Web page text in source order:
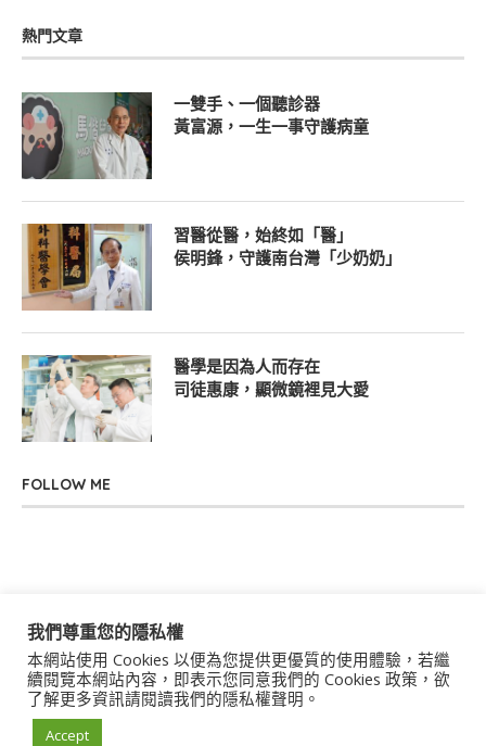
熱門文章
一雙手、一個聽診器
黃富源，一生一事守護病童
習醫從醫，始終如「醫」
侯明鋒，守護南台灣「少奶奶」
醫學是因為人而存在
司徒惠康，顯微鏡裡見大愛
FOLLOW ME
關於我們 聯絡我們 服務條款 隱私權政策
著作權聲明 作者群
我們尊重您的隱私權
本網站使用 Cookies 以便為您提供更優質的使用體驗，若繼
續閱覽本網站內容，即表示您同意我們的 Cookies 政策，欲
了解更多資訊請閱讀我們的隱私權聲明。
Accept